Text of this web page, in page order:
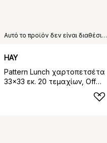
Αυτό το προϊόν δεν είναι διαθέσιμο στη χώρα παράδοσης που έχετε επιλέξει.
HAY
Pattern Lunch χαρτοπετσέτα
33x33 εκ. 20 τεμαχίων, Off